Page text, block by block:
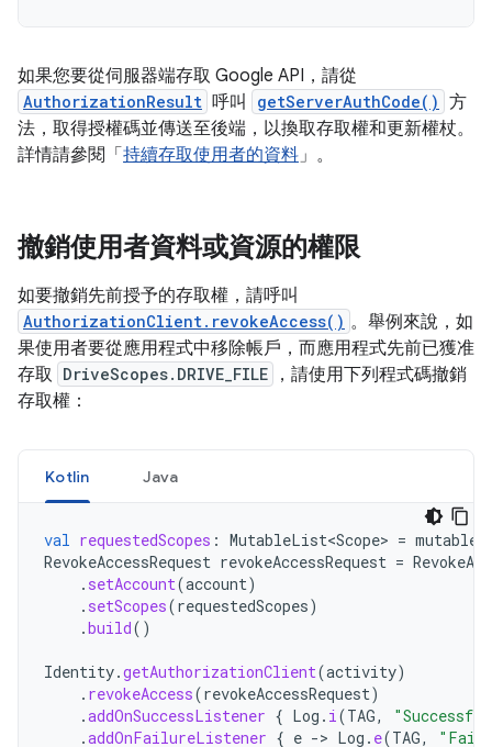
如果您要從伺服器端存取 Google API，請從
AuthorizationResult 呼叫 getServerAuthCode() 方
法，取得授權碼並傳送至後端，以換取存取權和更新權杖。
詳情請參閱「 持續存取使用者的資料」。
撤銷使用者資料或資源的權限
如要撤銷先前授予的存取權，請呼叫
AuthorizationClient.revokeAccess() 。舉例來說，如
果使用者要從應用程式中移除帳戶，而應用程式先前已獲准
存取 DriveScopes.DRIVE_FILE
，請使用下列程式碼撤銷
存取權：
Kotlin Java
val requestedScopes : MutableList<Scope> =
RevokeAccessRequest revokeAccessRequest =
. setAccount(account)
. setScopes(requestedScopes)
.build()
Identity.getAuthorizationClient(activity)
. revokeAccess(revokeAccessRequest)
.addOnSuccessListener { Log . i(TAG,
.addOnFailureListener { e -> Log . e(TAG,